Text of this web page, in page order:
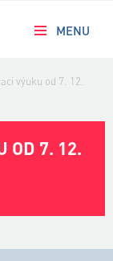
MENU
výuku od 7. 12.
OD 7. 12.